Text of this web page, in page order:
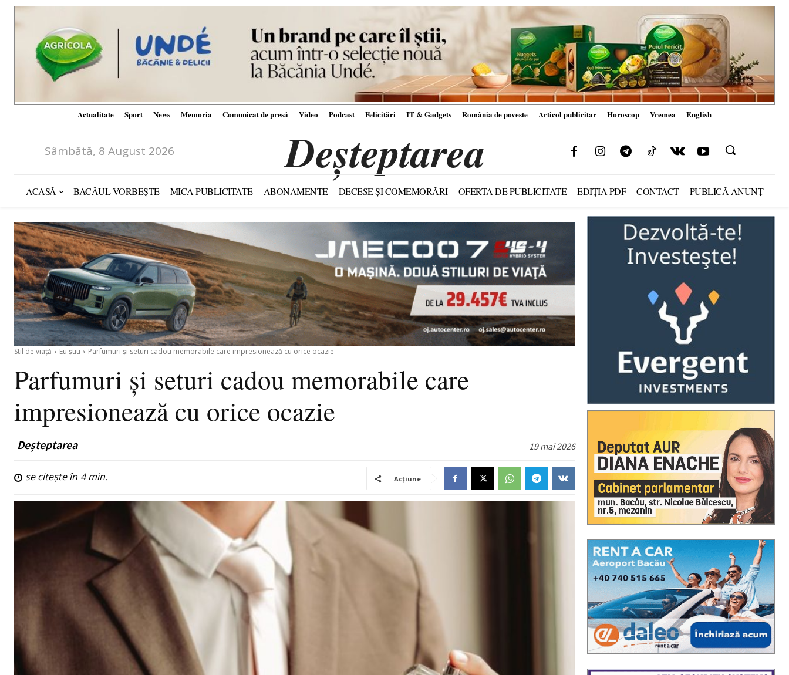
Actualitate Sport News Memoria Comunicat de presă Video Podcast Felicitări IT & Gadgets România de poveste Articol publicitar Horoscop Vremea English
Sâmbătă, 8 August 2026 Deșteptarea
ACASĂ BACĂUL VORBEȘTE MICA PUBLICITATE ABONAMENTE DECESE ȘI COMEMORĂRI OFERTA DE PUBLICITATE EDIȚIA PDF CONTACT PUBLICĂ ANUNȚ
Stil de viață Eu știu Parfumuri și seturi cadou memorabile care impresionează cu orice ocazie
Parfumuri și seturi cadou memorabile care
impresionează cu orice ocazie
Deșteptarea 19 mai 2026
se citește în 4min. Acțiune